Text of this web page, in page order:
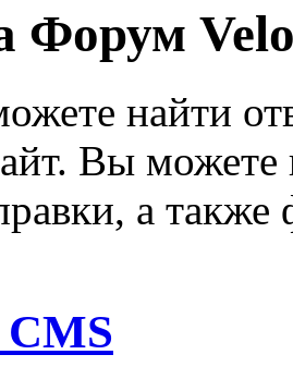
Форум
найти
Вы можете
а